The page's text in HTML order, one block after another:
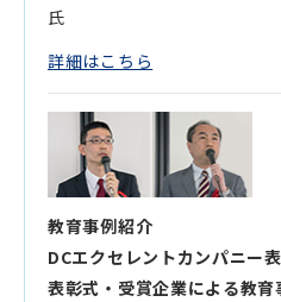
氏
詳細はこちら
教育事例紹介
DCエクセレントカンパニー
表彰式・受賞企業による教育